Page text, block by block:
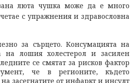
люта чушка може да е много
с упражнения и здравословна
за сърцето. Консумацията на
лошия холестерол и засилен
се смятат за рисков фактор
че в регионите, където
засегнатите от инфаркт и инсулт